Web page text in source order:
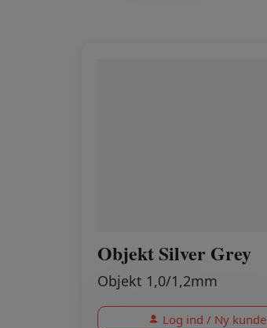
Objekt Silver Grey
Objekt 1,0/1,2mm
Log ind / Ny kunde